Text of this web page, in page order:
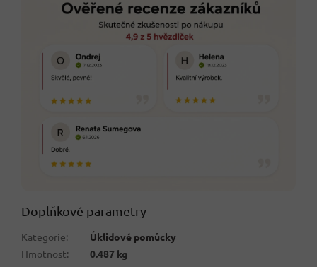
Doplňkové parametry
Kategorie:
Úklidové pomůcky
Hmotnost:
0.487 kg